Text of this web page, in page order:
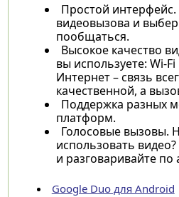
Простой
видеовызова и
пообщаться.
Высокое качество
вы используете: Wi-
Интернет – связь
качественной, а
Поддержка разных
платформ.
Голосовые вызовы.
использовать
и разговаривайте по
Google Duo для Android